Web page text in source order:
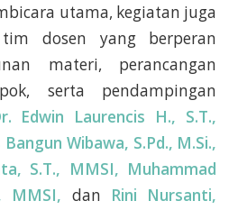
utama, kegiatan juga
dosen yang berperan
materi, perancangan
serta pendampingan
Edwin Laurencis H., S.T.,
Wibawa, S.Pd., M.Si.,
S.T., MMSI, Muhammad
MMSI, dan Rini Nursanti,